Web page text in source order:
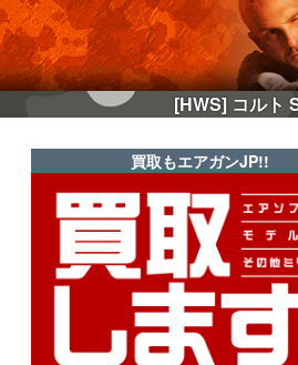
[HWS] コルト
買取もエアガンJP!!